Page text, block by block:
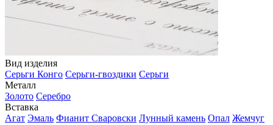
Вид изделия
Серьги Конго Серьги-гвоздики Серьги
Металл
Золото Серебро
Вставка
Агат Эмаль Фианит Сваровски Лунный камень Опал Жемчуг